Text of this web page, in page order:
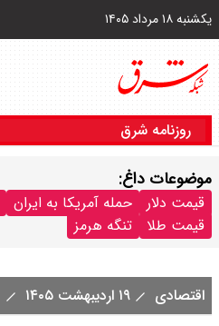
یکشنبه ۱۸ مرداد ۱۴۰۵
روزنامه شرق
موضوعات داغ:
قیمت دلار حمله آمریکا به ایران
قیمت طلا
تنگه هرمز
اقتصادی ۱۹ اردیبهشت ۱۴۰۵